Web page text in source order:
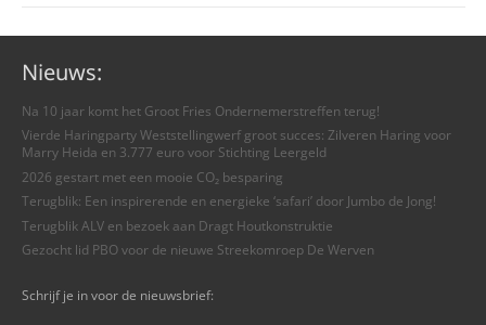
Nieuws:
Na 10 jaar komt het Groot Fries Ondernemerstreffen terug!
Vierde Haringparty Weststellingwerf groot succes: Zilveren Haring voor
Marry Heida en 3.777 euro voor Stichting Leergeld
2026 gestart met een mooie CO₂ besparing
Terugblik: Een inspirerende en energieke ‘safari’ door Jumbo de Jong!
Terugblik ALV en bezoek aan Dragt Houtkonstruktie
Gezocht lid PBO voor de nieuwe Streekomroep De Werven
Schrijf je in voor de nieuwsbrief: